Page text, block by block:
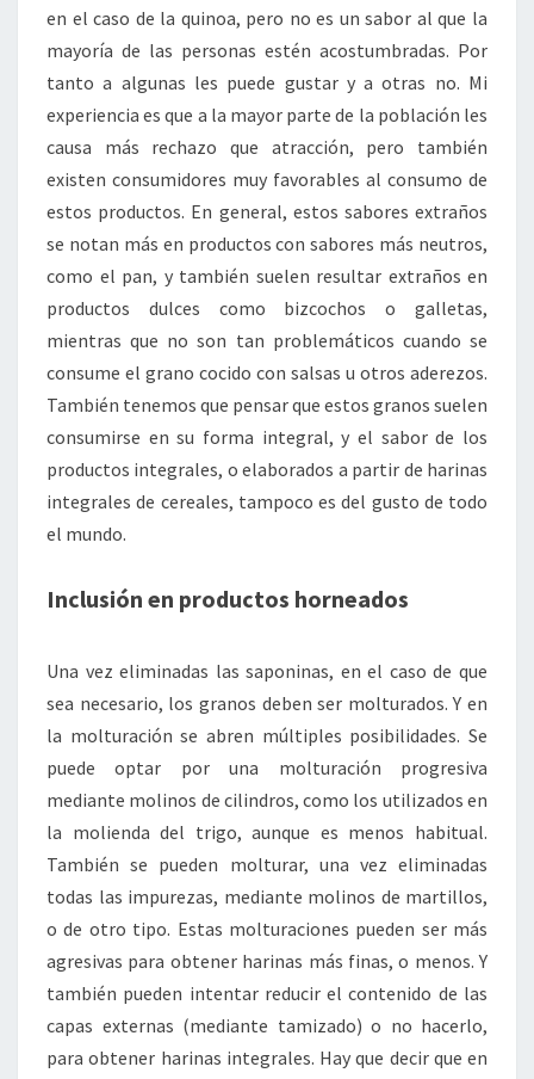
en el caso de la quinoa, pero no es un sabor al que la
mayoría de las personas estén acostumbradas. Por
tanto a algunas les puede gustar y a otras no. Mi
experiencia es que a la mayor parte de la población les
causa más rechazo que atracción, pero también
existen consumidores muy favorables al consumo de
estos productos. En general, estos sabores extraños
se notan más en productos con sabores más neutros,
como el pan, y también suelen resultar extraños en
productos dulces como bizcochos o galletas,
mientras que no son tan problemáticos cuando se
consume el grano cocido con salsas u otros aderezos.
También tenemos que pensar que estos granos suelen
consumirse en su forma integral, y el sabor de los
productos integrales, o elaborados a partir de harinas
integrales de cereales, tampoco es del gusto de todo
el mundo.
Inclusión en productos horneados
Una vez eliminadas las saponinas, en el caso de que
sea necesario, los granos deben ser molturados. Y en
la molturación se abren múltiples posibilidades. Se
puede optar por una molturación progresiva
mediante molinos de cilindros, como los utilizados en
la molienda del trigo, aunque es menos habitual.
También se pueden molturar, una vez eliminadas
todas las impurezas, mediante molinos de martillos,
o de otro tipo. Estas molturaciones pueden ser más
agresivas para obtener harinas más finas, o menos. Y
también pueden intentar reducir el contenido de las
capas externas (mediante tamizado) o no hacerlo,
para obtener harinas integrales. Hay que decir que en